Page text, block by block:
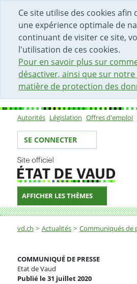
Ce site utilise des cookies afin
une expérience optimale de
continuant de visiter ce site,
l'utilisation de ces cookies.
Pour en savoir plus sur
désactiver, ainsi que sur
matière de protection des
DÉBUT DU CONTENU DE LA
ACCÈS AU CHAMP DE
PAGE D'ACCUEIL
FORMULAIRE DE CONTACT
Sous-navigation
Autorités Législation Offres d'emploi
Votre identité
SE CONNECTER
AFFICHER LES THÈMES
Fil d'Ariane
vd.ch Actualités Communiqués de
Le canton de Vaud invite à la
COMMUNIQUÉ DE PRESSE
Etat de Vaud
Publié le 31 juillet 2020